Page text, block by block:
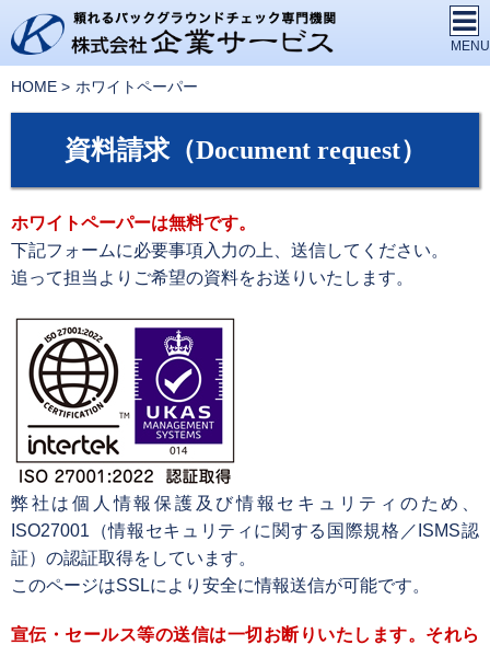
HOME ホワイトペーパー
資料請求（Document request）
ホワイトペーパーは無料です。
下記フォームに必要事項入力の上、送信してください。
追って担当よりご希望の資料をお送りいたします。
弊社は個人情報保護及び情報セキュリティのため、
ISO27001（情報セキュリティに関する国際規格／ISMS認
証）の認証取得をしています。
このページはSSLにより安全に情報送信が可能です。
宣伝・セールス等の送信は一切お断りいたします。それら